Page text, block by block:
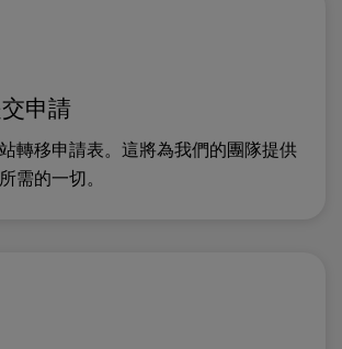
申請
轉移申請表。這將為我們的團隊提供
需的一切。